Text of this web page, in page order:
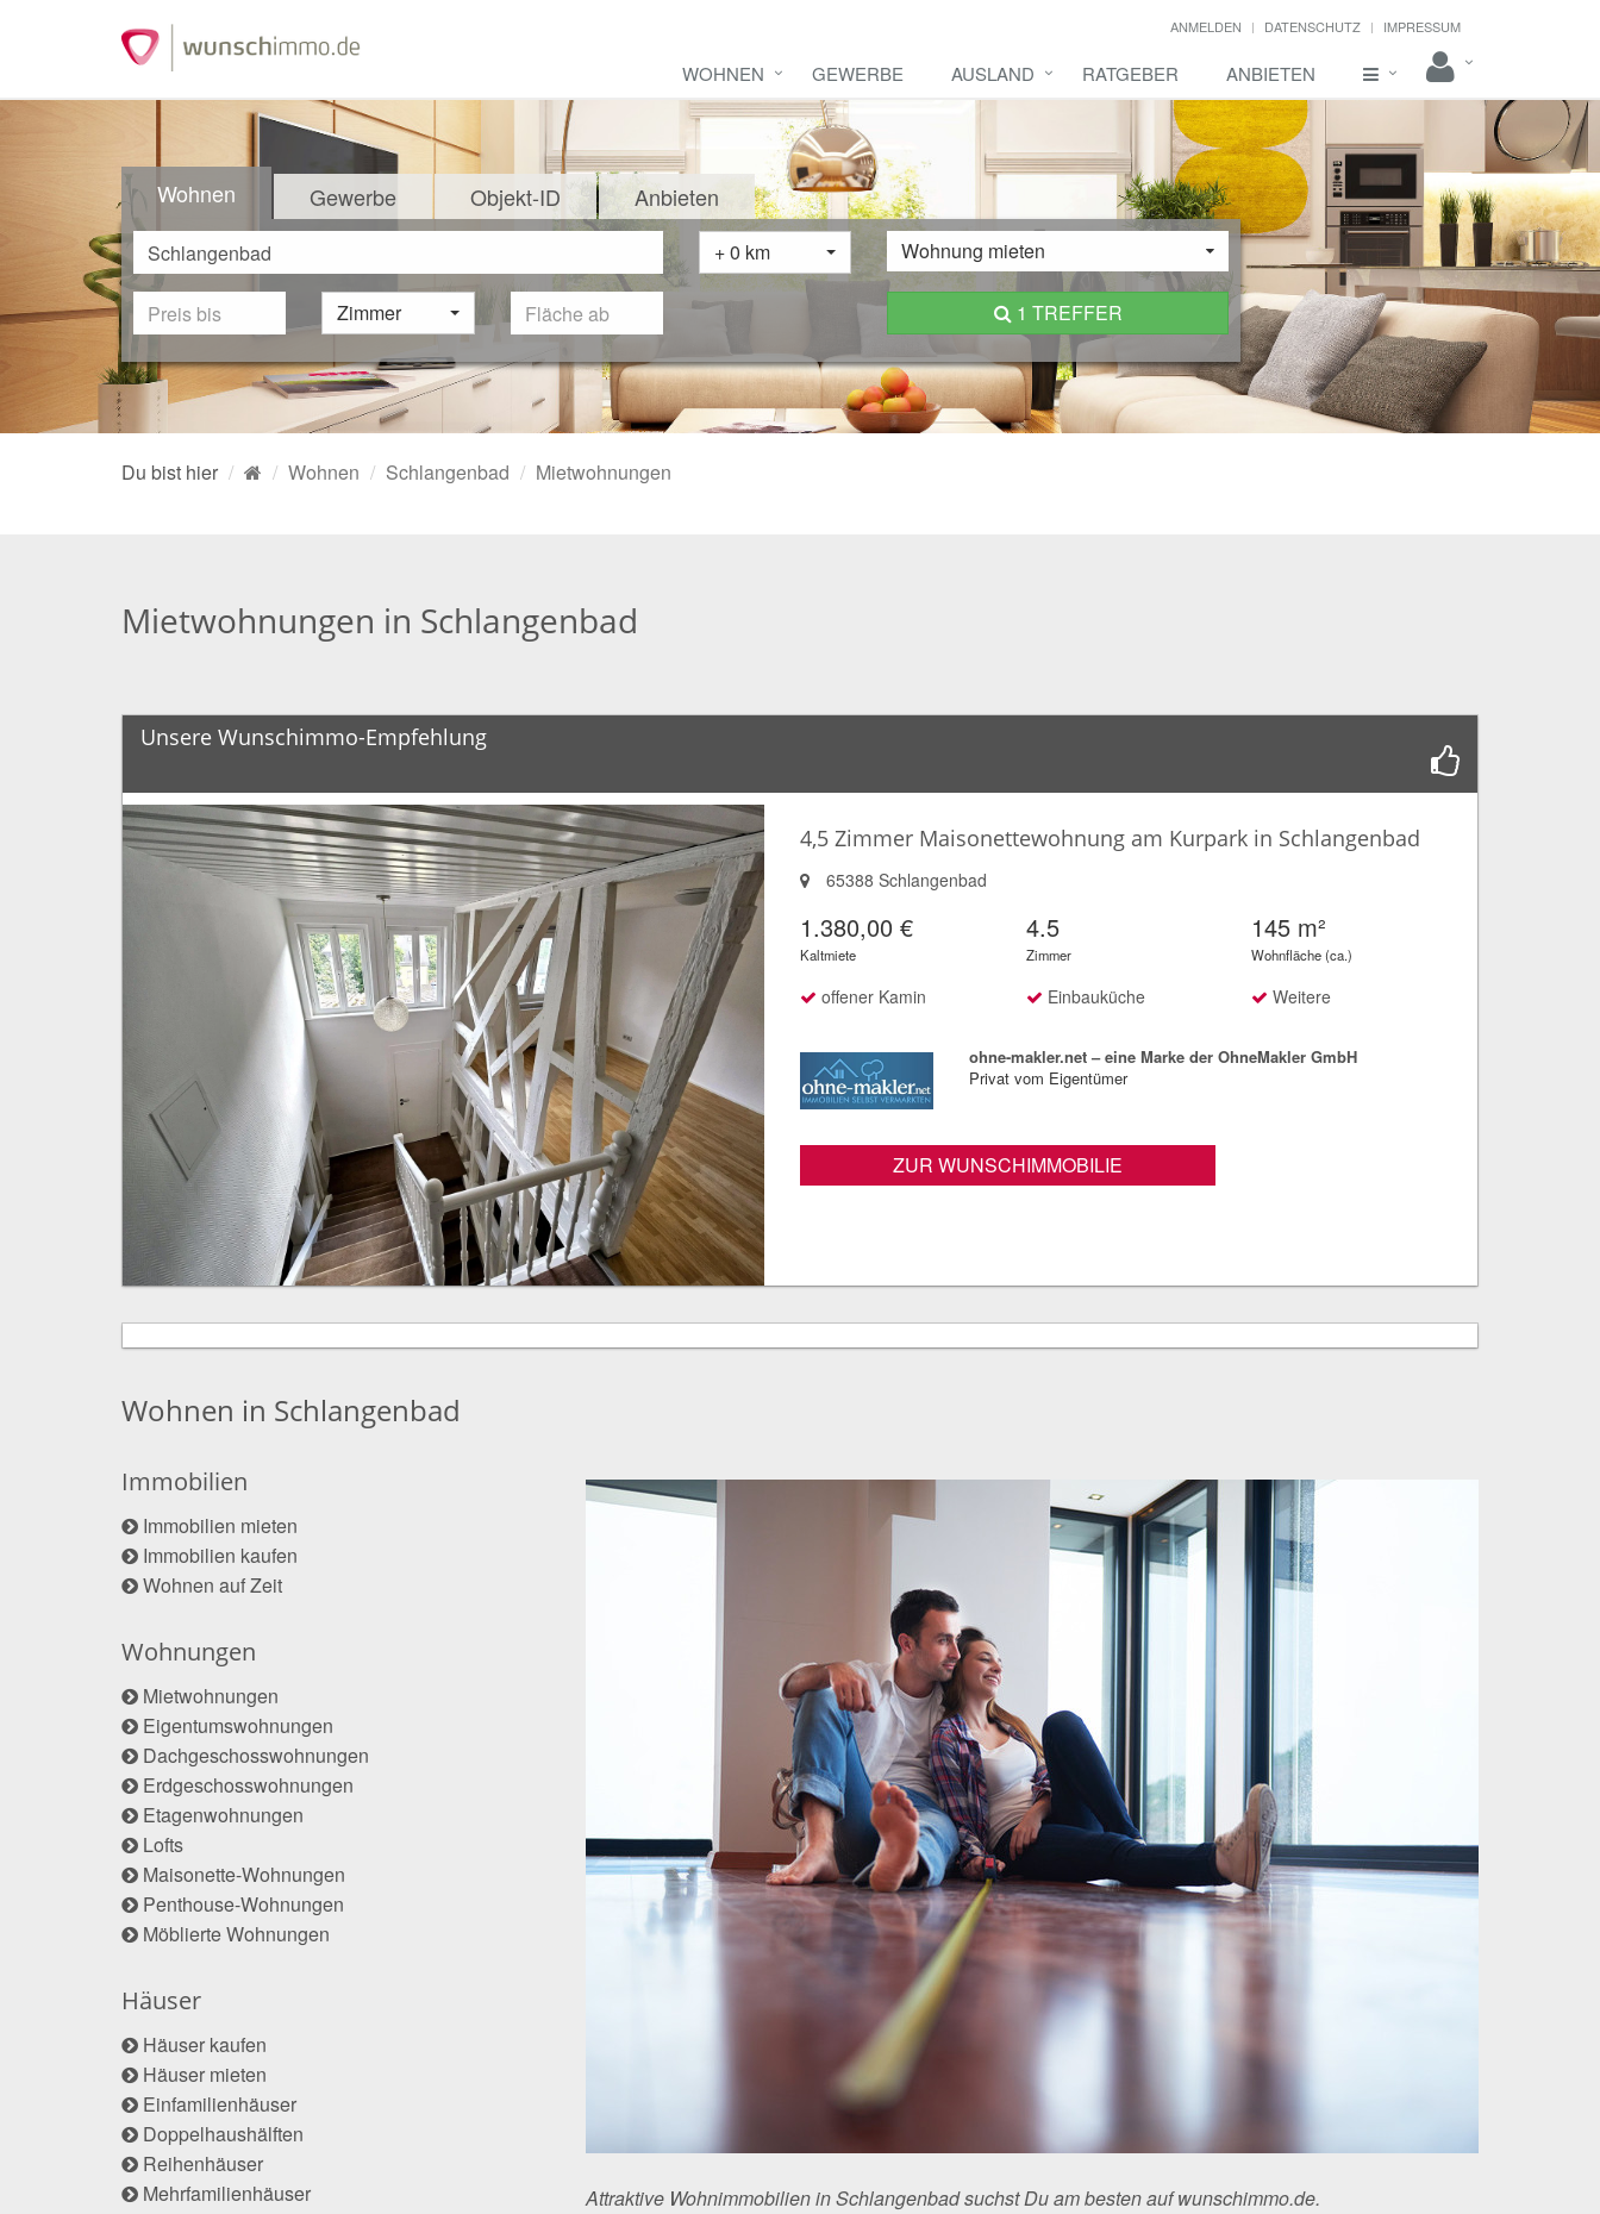
ANMELDEN DATENSCHUTZ IMPRESSUM
WOHNEN GEWERBE AUSLAND RATGEBER ANBIETEN
Wohnen Gewerbe Objekt-ID Anbieten
+ 0 km Wohnung mieten
Zimmer 1 TREFFER
Du bist hier Wohnen Schlangenbad Mietwohnungen
Mietwohnungen in Schlangenbad
Unsere Wunschimmo-Empfehlung
4,5 Zimmer Maisonettewohnung am Kurpark in Schlangenbad
65388 Schlangenbad
1.380,00 €
Kaltmiete
4.5
Zimmer
145 m²
Wohnfläche (ca.)
offener Kamin Einbauküche Weitere
ohne-makler.net – eine Marke der OhneMakler GmbH
Privat vom Eigentümer
ZUR WUNSCHIMMOBILIE
Wohnen in Schlangenbad
Immobilien
Immobilien mieten
Immobilien kaufen
Wohnen auf Zeit
Wohnungen
Mietwohnungen
Eigentumswohnungen
Dachgeschosswohnungen
Erdgeschosswohnungen
Etagenwohnungen
Lofts
Maisonette-Wohnungen
Penthouse-Wohnungen
Möblierte Wohnungen
Häuser
Häuser kaufen
Häuser mieten
Einfamilienhäuser
Doppelhaushälften
Reihenhäuser
Mehrfamilienhäuser
Attraktive Wohnimmobilien in Schlangenbad suchst Du am besten auf wunschimmo.de.